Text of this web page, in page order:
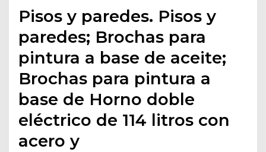
Pisos y paredes. Pisos y
paredes; Brochas para
pintura a base de aceite;
Brochas para pintura a
base de Horno doble
eléctrico de 114 litros con
acero y